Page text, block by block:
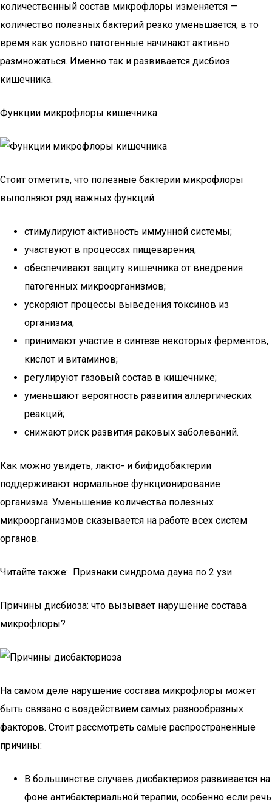
количественный состав микрофлоры изменяется —
количество полезных бактерий резко уменьшается, в то
время как условно патогенные начинают активно
размножаться. Именно так и развивается дисбиоз
кишечника.
Функции микрофлоры кишечника
Стоит отметить, что полезные бактерии микрофлоры
выполняют ряд важных функций:
стимулируют активность иммунной системы;
участвуют в процессах пищеварения;
обеспечивают защиту кишечника от внедрения
патогенных микроорганизмов;
ускоряют процессы выведения токсинов из
организма;
принимают участие в синтезе некоторых ферментов,
кислот и витаминов;
регулируют газовый состав в кишечнике;
уменьшают вероятность развития аллергических
реакций;
снижают риск развития раковых заболеваний.
Как можно увидеть, лакто- и бифидобактерии
поддерживают нормальное функционирование
организма. Уменьшение количества полезных
микроорганизмов сказывается на работе всех систем
органов.
Читайте также: Признаки синдрома дауна по 2 узи
Причины дисбиоза: что вызывает нарушение состава
микрофлоры?
На самом деле нарушение состава микрофлоры может
быть связано с воздействием самых разнообразных
факторов. Стоит рассмотреть самые распространенные
причины:
В большинстве случаев дисбактериоз развивается на
фоне антибактериальной терапии, особенно если речь